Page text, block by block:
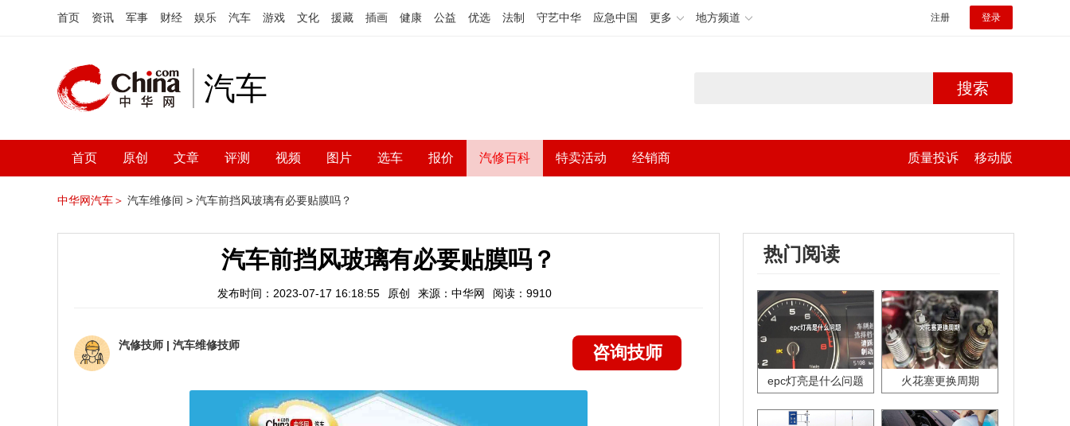
首页 资讯 军事 财经 娱乐 汽车 游戏 文化 援藏 插画 健康 公益 优选 法制 守艺中华 应急中国 更多 地方频道 注册 登录
汽车 搜索
首页 原创 文章 评测 视频 图片 选车 报价 汽修百科 特卖活动 经销商 质量投诉 移动版
中华网汽车＞ 汽车维修间 > 汽车前挡风玻璃有必要贴膜吗？
汽车前挡风玻璃有必要贴膜吗？
发布时间：2023-07-17 16:18:55 原创 来源：中华网 阅读：9910
汽修技师 | 汽车维修技师 咨询技师
热门阅读
epc灯亮是什么问题 火花塞更换周期